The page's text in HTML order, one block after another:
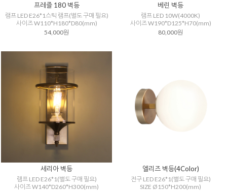
프레즐 180 벽등
램프 LED E26*1스틱 램프(별도 구매 필요)
사이즈 W110*H180*D80(mm)
54,000원
베린 벽등
램프 LED 10W(4000K)
사이즈 W190*D125*H70(mm)
80,000원
세리아 벽등
램프 LED E26*1(별도 구매 필요)
사이즈 W140*D260*H300(mm)
엘리즈 벽등(4Color)
전구 LED E26*1(별도 구매 필요)
SIZE Ø150*H200(mm)